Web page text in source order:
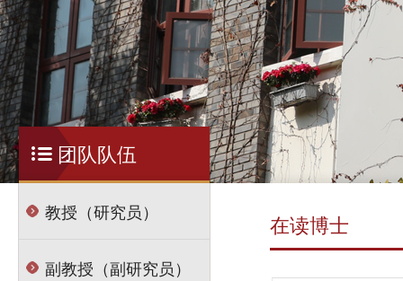
团队队伍
教授（研究员）
副教授（副研究员）
在读博士